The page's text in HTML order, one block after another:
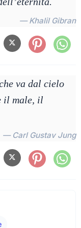
— Khalil Gibran
va dal cielo
il male, il
— Carl Gustav Jung